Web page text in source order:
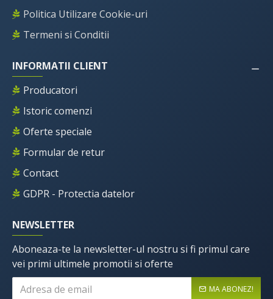
Politica Utilizare Cookie-uri
Termeni si Conditii
INFORMATII CLIENT
Producatori
Istoric comenzi
Oferte speciale
Formular de retur
Contact
GDPR - Protectia datelor
NEWSLETTER
Aboneaza-te la newsletter-ul nostru si fi primul care
vei primi ultimele promotii si oferte
MA ABONEZ!